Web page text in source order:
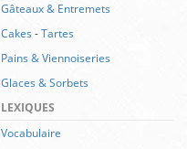
Gâteaux & Entremets
Cakes-Tartes
Pains & Viennoiseries
Glaces & Sorbets
LEXIQUES
Vocabulaire